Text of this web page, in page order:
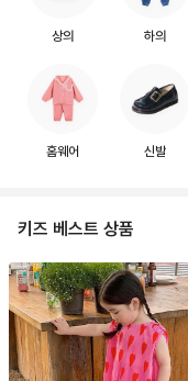
상의 하의
홈웨어 신발
키즈 베스트 상품